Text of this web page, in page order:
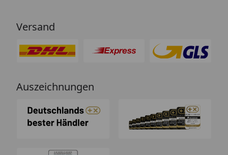
Versand
Auszeichnungen